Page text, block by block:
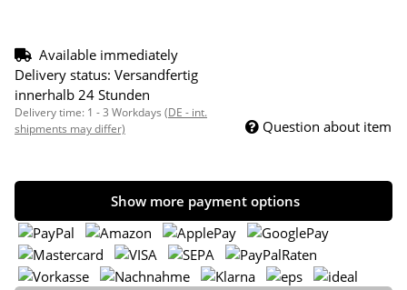
Available immediately
Delivery status: Versandfertig
innerhalb 24 Stunden
Delivery time: 1 - 3 Workdays (DE - int.
shipments may differ)
Question about item
Show more payment options